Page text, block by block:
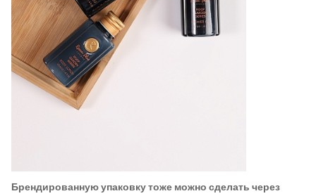
Брендированную упаковку тоже можно сделать через